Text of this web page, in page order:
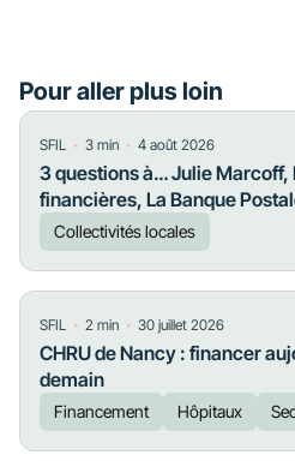
Pour aller plus loin
SFIL ・ 3 min ・ 4 août 2026
3 questions à… Julie Marcoff,
financières, La Banque
Collectivités locales
SFIL ・ 2 min ・ 30 juillet 2026
CHRU de Nancy : financer
demain
Financement Hôpitaux